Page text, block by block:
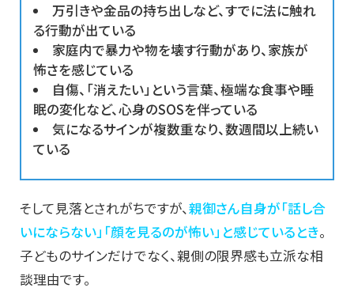
万引きや金品の持ち出しなど、すでに法に触れ
る行動が出ている
家庭内で暴力や物を壊す行動があり、家族が
怖さを感じている
自傷、「消えたい」という言葉、極端な食事や睡
眠の変化など、心身のSOSを伴っている
気になるサインが複数重なり、数週間以上続い
ている
そして見落とされがちですが、親御さん自身が「話し合
いにならない」「顔を見るのが怖い」と感じているとき。
子どものサインだけでなく、親側の限界感も立派な相
談理由です。